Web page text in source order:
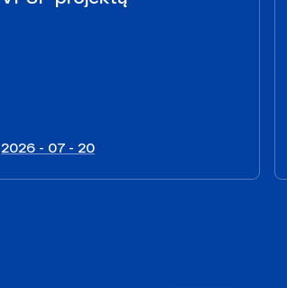
2026 - 07 - 20